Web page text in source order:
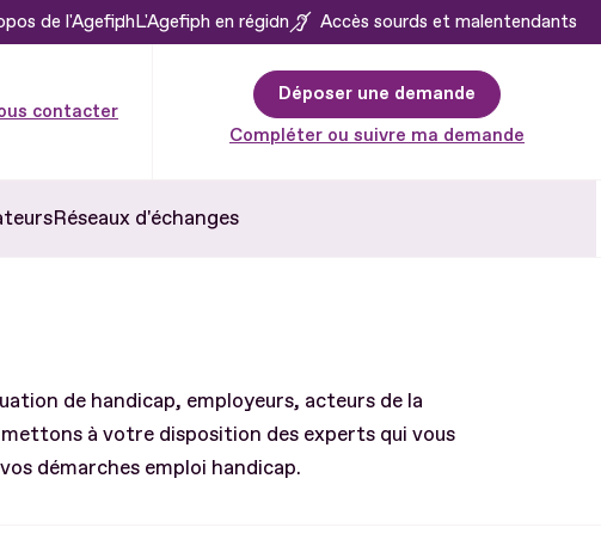
de l'AgefiphL'Agefiph en région Accès sourds et malentendants
contacter
Déposer une demande
Compléter ou suivre ma demande
Réseaux d'échanges
de handicap, employeurs, acteurs de la
à votre disposition des experts qui vous
démarches emploi handicap.